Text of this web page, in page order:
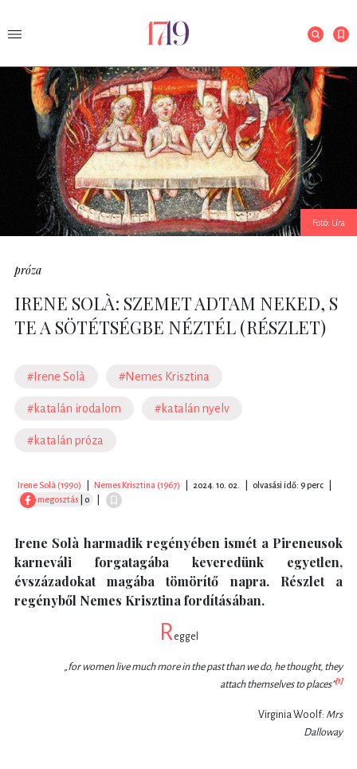
Fotó: Líra
próza
IRENE SOLÀ: SZEMET ADTAM NEKED, S
TE A SÖTÉTSÉGBE NÉZTÉL (RÉSZLET)
#Irene Solà #Nemes Krisztina
#katalán irodalom #katalán nyelv
#katalán próza
Irene Solà (1990) Nemes Krisztina (1967) 2024. 10. 02. olvasási idő: 9 perc
megosztás | 0
Irene Solà harmadik regényében ismét a Pireneusok
karneváli forgatagába keveredünk egyetlen,
évszázadokat magába tömörítő napra. Részlet a
regényből Nemes Krisztina fordításában.
R eggel
„for women live much more in the past than we do, he thought, they
attach themselves to places”[1]
Virginia Woolf: Mrs
Dalloway